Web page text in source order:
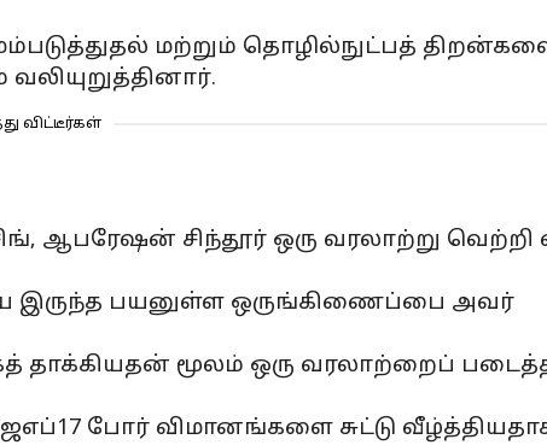
மற்றும் தொழில்நுட்பத்
விட்டீர்கள்
ஆபரேஷன் சிந்தூர் ஒரு வரலாற்று வெற்றி
இருந்த பயனுள்ள ஒருங்கிணைப்பை அவர்
தாக்கியதன் மூலம் ஒரு வரலாற்றைப்
போர் விமானங்களை சுட்டு